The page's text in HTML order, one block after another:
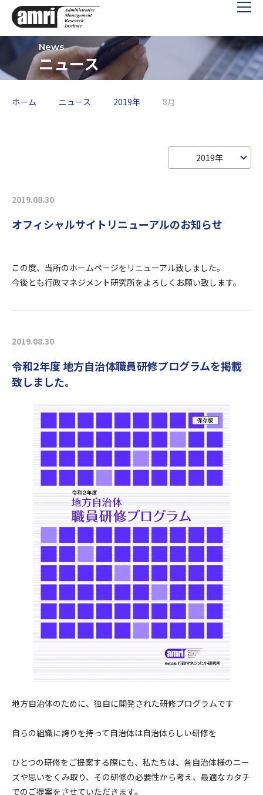
ニュース
ホーム ニュース 2019年 8月
2019年
2019.08.30
オフィシャルサイトリニューアルのお知らせ
この度、当所のホームページをリニューアル致しました。
今後とも行政マネジメント研究所をよろしくお願い致します。
2019.08.30
令和2年度 地方自治体職員研修プログラムを掲載
致しました。
地方自治体のために、独自に開発された研修プログラムです
自らの組織に誇りを持って自治体は自治体らしい研修を
ひとつの研修をご提案する際にも、私たちは、各自治体様のニー
ズや思いをくみ取り、その研修の必要性から考え、最適なカタチ
でのご提案をさせていただきます。